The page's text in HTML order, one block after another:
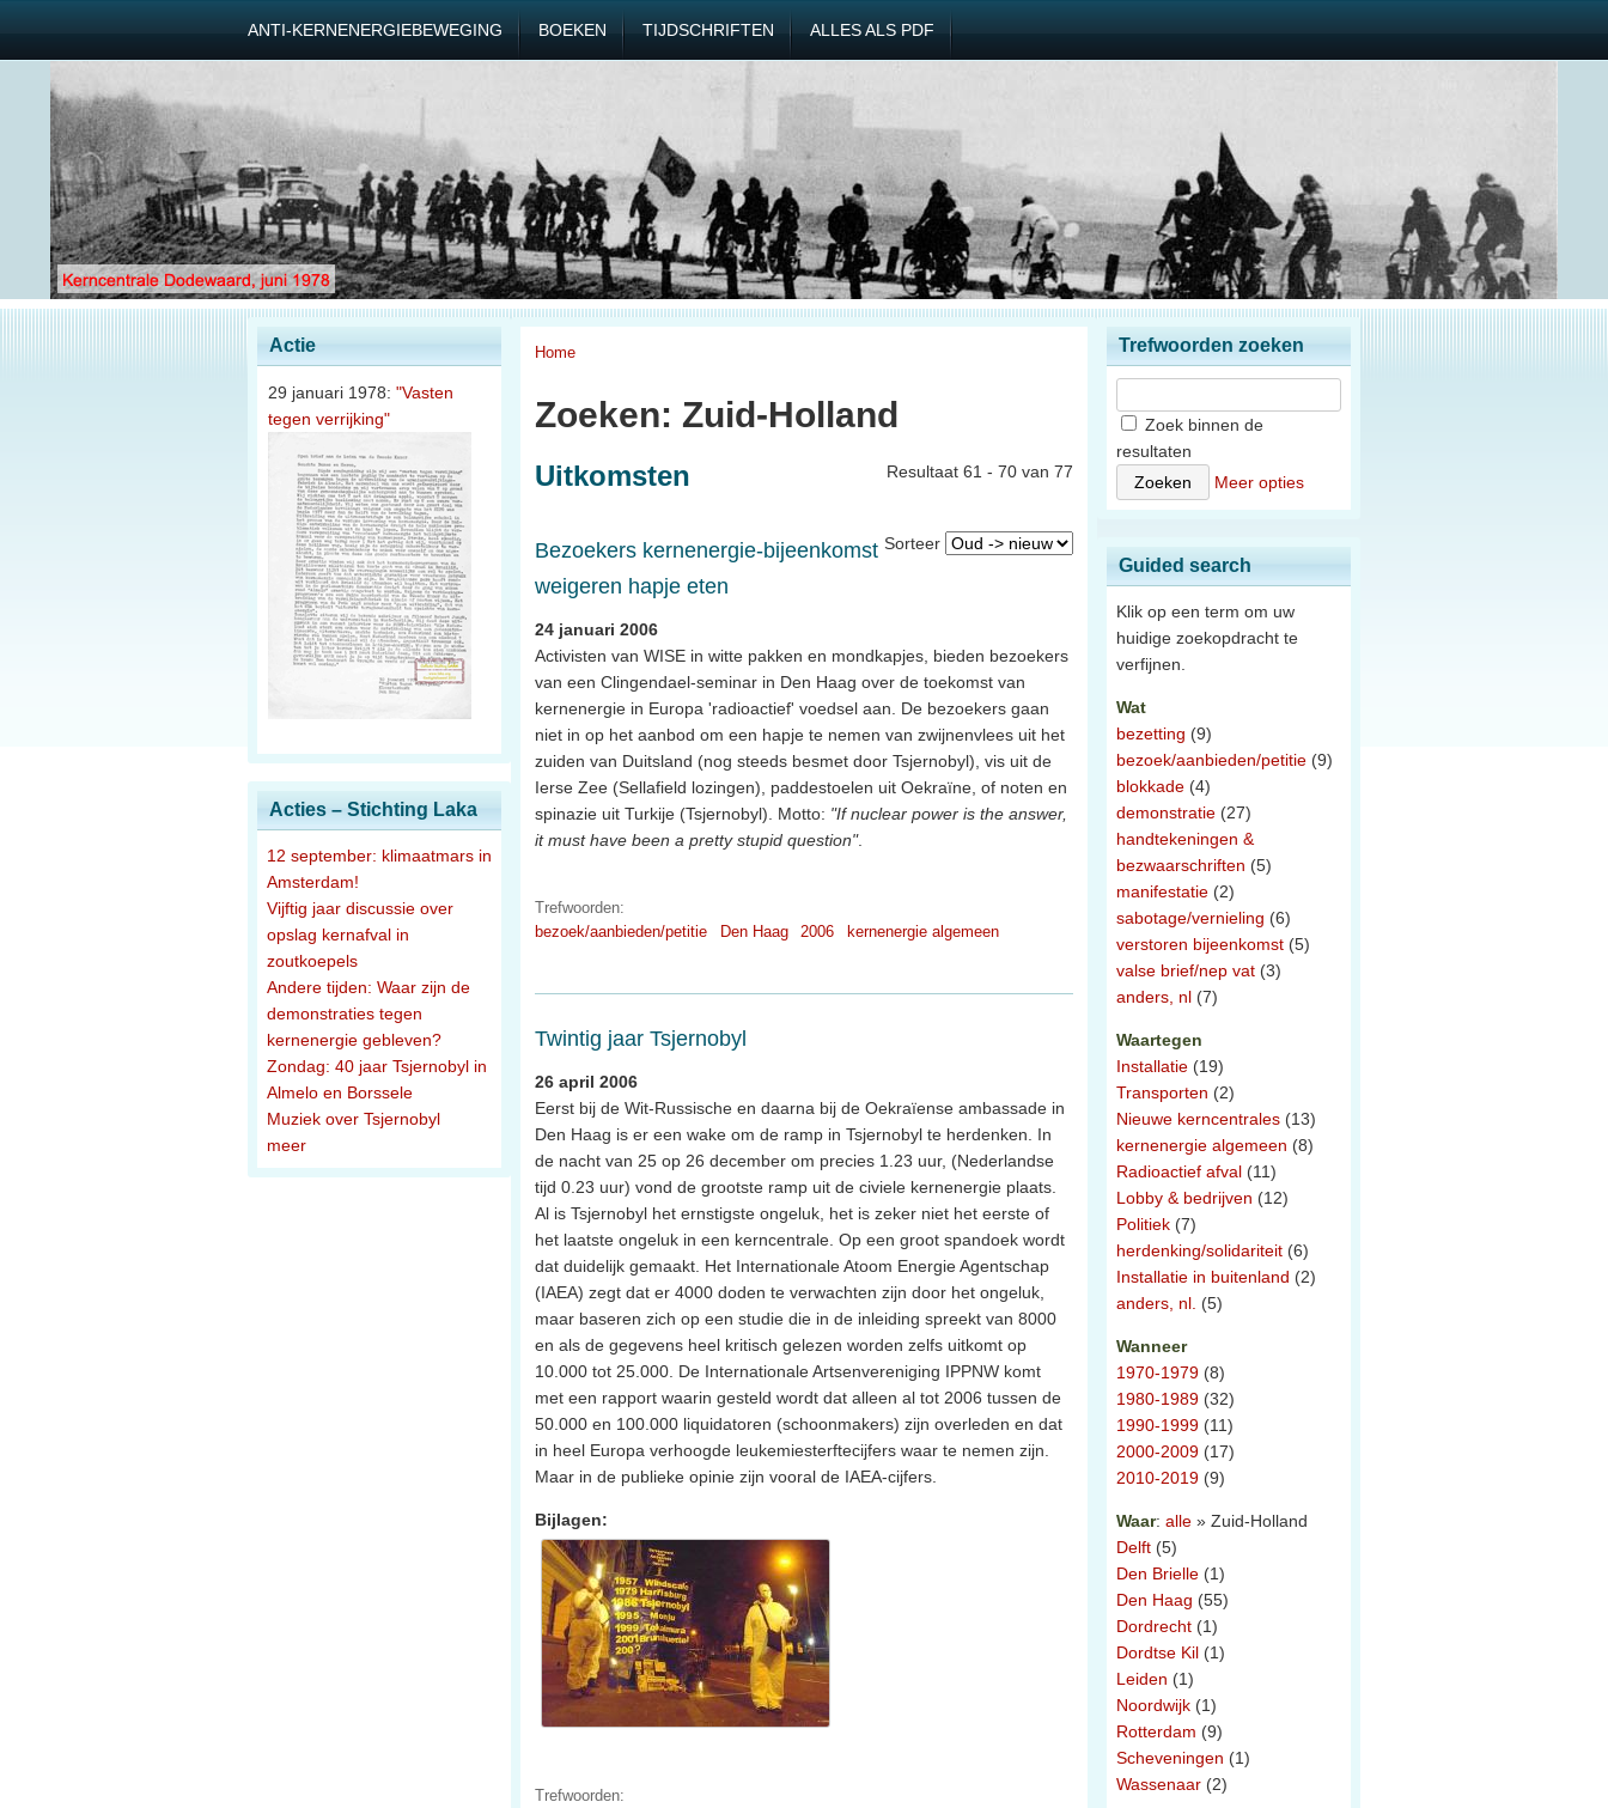
ANTI-KERNENERGIEBEWEGING BOEKEN TIJDSCHRIFTEN ALLES ALS PDF
Actie
29 januari 1978: "Vasten
tegen verrijking"
Acties – Stichting Laka
12 september: klimaatmars in
Amsterdam!
Vijftig jaar discussie over
opslag kernafval in
zoutkoepels
Andere tijden: Waar zijn de
demonstraties tegen
kernenergie gebleven?
Zondag: 40 jaar Tsjernobyl in
Almelo en Borssele
Muziek over Tsjernobyl
meer
Home
Zoeken: Zuid-Holland
Resultaat 61 - 70 van 77
Uitkomsten
Sorteer
Bezoekers kernenergie-bijeenkomst
weigeren hapje eten
24 januari 2006
Activisten van WISE in witte pakken en mondkapjes, bieden bezoekers
van een Clingendael-seminar in Den Haag over de toekomst van
kernenergie in Europa 'radioactief' voedsel aan. De bezoekers gaan
niet in op het aanbod om een hapje te nemen van zwijnenvlees uit het
zuiden van Duitsland (nog steeds besmet door Tsjernobyl), vis uit de
Ierse Zee (Sellafield lozingen), paddestoelen uit Oekraïne, of noten en
spinazie uit Turkije (Tsjernobyl). Motto: "If nuclear power is the answer,
it must have been a pretty stupid question".
Trefwoorden:
bezoek/aanbieden/petitie
Den Haag 2006 kernenergie algemeen
Twintig jaar Tsjernobyl
26 april 2006
Eerst bij de Wit-Russische en daarna bij de Oekraïense ambassade in
Den Haag is er een wake om de ramp in Tsjernobyl te herdenken. In
de nacht van 25 op 26 december om precies 1.23 uur, (Nederlandse
tijd 0.23 uur) vond de grootste ramp uit de civiele kernenergie plaats.
Al is Tsjernobyl het ernstigste ongeluk, het is zeker niet het eerste of
het laatste ongeluk in een kerncentrale. Op een groot spandoek wordt
dat duidelijk gemaakt. Het Internationale Atoom Energie Agentschap
(IAEA) zegt dat er 4000 doden te verwachten zijn door het ongeluk,
maar baseren zich op een studie die in de inleiding spreekt van 8000
en als de gegevens heel kritisch gelezen worden zelfs uitkomt op
10.000 tot 25.000. De Internationale Artsenvereniging IPPNW komt
met een rapport waarin gesteld wordt dat alleen al tot 2006 tussen de
50.000 en 100.000 liquidatoren (schoonmakers) zijn overleden en dat
in heel Europa verhoogde leukemiesterftecijfers waar te nemen zijn.
Maar in de publieke opinie zijn vooral de IAEA-cijfers.
Bijlagen:
Trefwoorden:
Trefwoorden zoeken
Zoek binnen de
resultaten
Meer opties
Guided search
Klik op een term om uw
huidige zoekopdracht te
verfijnen.
Wat
bezetting (9)
bezoek/aanbieden/petitie (9)
blokkade (4)
demonstratie (27)
handtekeningen &
bezwaarschriften (5)
manifestatie (2)
sabotage/vernieling (6)
verstoren bijeenkomst (5)
valse brief/nep vat (3)
anders, nl (7)
Waartegen
Installatie (19)
Transporten (2)
Nieuwe kerncentrales (13)
kernenergie algemeen (8)
Radioactief afval (11)
Lobby & bedrijven (12)
Politiek (7)
herdenking/solidariteit (6)
Installatie in buitenland (2)
anders, nl. (5)
Wanneer
1970-1979 (8)
1980-1989 (32)
1990-1999 (11)
2000-2009 (17)
2010-2019 (9)
Waar: alle » Zuid-Holland
Delft (5)
Den Brielle (1)
Den Haag (55)
Dordrecht (1)
Dordtse Kil (1)
Leiden (1)
Noordwijk (1)
Rotterdam (9)
Scheveningen (1)
Wassenaar (2)